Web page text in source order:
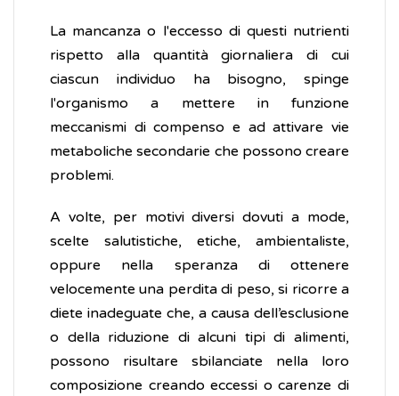
La mancanza o l'eccesso di questi nutrienti
rispetto alla quantità giornaliera di cui
ciascun individuo ha bisogno, spinge
l'organismo a mettere in funzione
meccanismi di compenso e ad attivare vie
metaboliche secondarie che possono creare
problemi.
A volte, per motivi diversi dovuti a mode,
scelte salutistiche, etiche, ambientaliste,
oppure nella speranza di ottenere
velocemente una perdita di peso, si ricorre a
diete inadeguate che, a causa dell’esclusione
o della riduzione di alcuni tipi di alimenti,
possono risultare sbilanciate nella loro
composizione creando eccessi o carenze di